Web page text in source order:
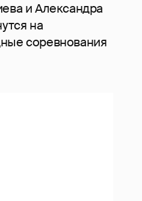
и Александра
на
соревнования